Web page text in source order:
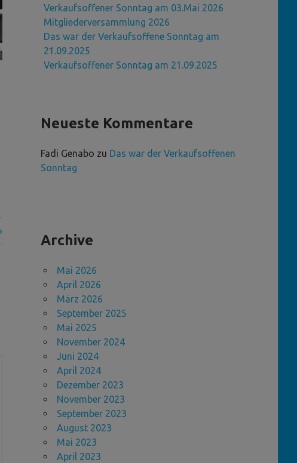
Verkaufsoffener Sonntag am 03.Mai 2026
Mitgliederversammlung 2026
Das war der Verkaufsoffene Sonntag am
21.09.2025
Verkaufsoffener Sonntag am 21.09.2025
Neueste Kommentare
Fadi Genabo zu Das war der Verkaufsoffenen
Sonntag
Archive
Mai 2026
April 2026
März 2026
September 2025
Mai 2025
November 2024
Juni 2024
April 2024
Dezember 2023
November 2023
September 2023
August 2023
Mai 2023
April 2023